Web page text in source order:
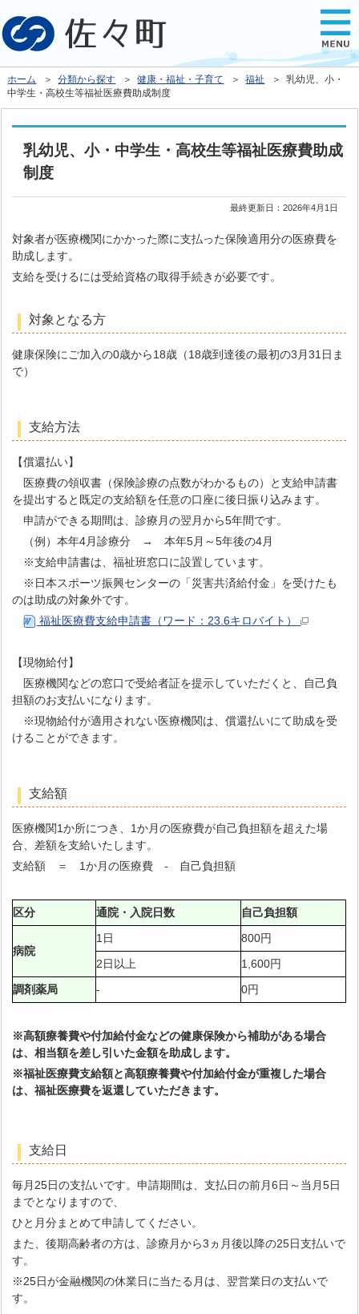
ホーム ＞分類から探す ＞健康・福祉・子育て ＞福祉
＞ 乳幼児、小・
中学生・高校生等福祉医療費助成制度
乳幼児、小・中学生・高校生等福祉医療費助成
制度
最終更新日：2026年4月1日
対象者が医療機関にかかった際に支払った保険適用分の医療費を
助成します。
支給を受けるには受給資格の取得手続きが必要です。
対象となる方
健康保険にご加入の0歳から18歳（18歳到達後の最初の3月31日ま
で）
支給方法
【償還払い】
医療費の領収書（保険診療の点数がわかるもの）と支給申請書
を提出すると既定の支給額を任意の口座に後日振り込みます。
申請ができる期間は、診療月の翌月から5年間です。
（例）本年4月診療分 → 本年5月～5年後の4月
※支給申請書は、福祉班窓口に設置しています。
※日本スポーツ振興センターの「災害共済給付金」を受けたも
のは助成の対象外です。
福祉医療費支給申請書（ワード：23.6キロバイト）
【現物給付】
医療機関などの窓口で受給者証を提示していただくと、自己負
担額のお支払いになります。
※現物給付が適用されない医療機関は、償還払いにて助成を受
けることができます。
支給額
医療機関1か所につき、1か月の医療費が自己負担額を超えた場
合、差額を支給いたします。
支給額 ＝ 1か月の医療費 - 自己負担額
区分 通院・入院日数 自己負担額
病院
1日
800円
2日以上
1,600円
調剤薬局
- 0円
※高額療養費や付加給付金などの健康保険から補助がある場合
は、相当額を差し引いた金額を助成します。
※福祉医療費支給額と高額療養費や付加給付金が重複した場合
は、福祉医療費を返還していただきます。
支給日
毎月25日の支払いです。申請期間は、支払日の前月6日～当月5日
までとなりますので、
ひと月分まとめて申請してください。
また、後期高齢者の方は、診療月から3ヵ月後以降の25日支払いで
す。
※25日が金融機関の休業日に当たる月は、翌営業日の支払いで
す。